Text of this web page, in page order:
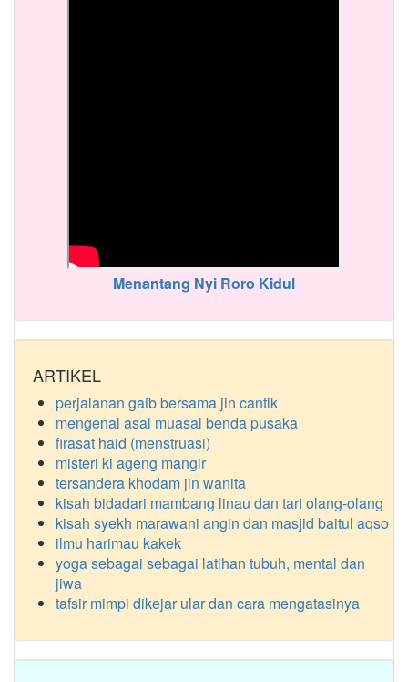
Menantang Nyi Roro Kidul
ARTIKEL
perjalanan gaib bersama jin cantik
mengenal asal muasal benda pusaka
firasat haid (menstruasi)
misteri ki ageng mangir
tersandera khodam jin wanita
kisah bidadari mambang linau dan tari olang-olang
kisah syekh marawani angin dan masjid baitul aqso
ilmu harimau kakek
yoga sebagai sebagai latihan tubuh, mental dan
jiwa
tafsir mimpi dikejar ular dan cara mengatasinya